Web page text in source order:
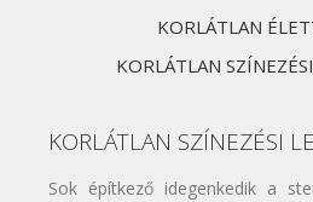
KORLÁTLAN
KORLÁTLAN
KORLÁTLAN SZÍNEZÉSI
Sok építkező idegenkedik a